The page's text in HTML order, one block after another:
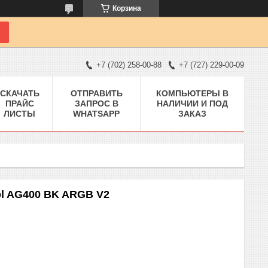
Корзина
+7 (702) 258-00-88 +7 (727) 229-00-09
СКАЧАТЬ
ПРАЙС
ЛИСТЫ
ОТПРАВИТЬ
ЗАПРОС В
WHATSAPP
КОМПЬЮТЕРЫ В
НАЛИЧИИ И ПОД
ЗАКАЗ
AG400 BK ARGB V2